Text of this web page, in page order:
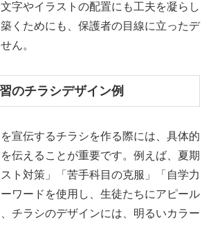
字やイラストの配置にも工夫を凝らし
くためにも、保護者の目線に立ったデ
ん。
のチラシデザイン例
宣伝するチラシを作る際には、具体的
伝えることが重要です。例えば、夏期
ト対策」「苦手科目の克服」「自学力
ワードを使用し、生徒たちにアピール
チラシのデザインには、明るいカラー